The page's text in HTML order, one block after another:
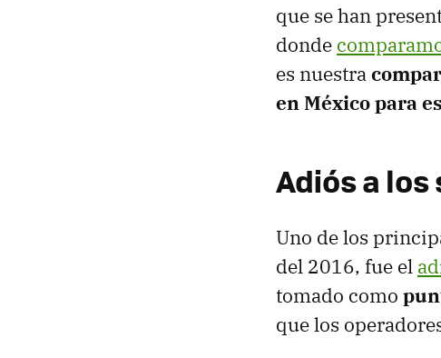
que se han
donde
es nuestra
en México para
Adiós a
Uno de los
del 2016, fue el
tomado como
que los